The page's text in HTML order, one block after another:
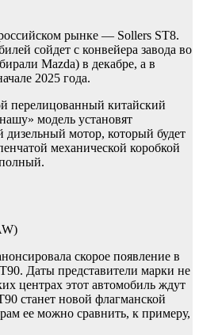
рынке — Sollers ST8.
сойдет с конвейера завода во
Mazda) в декабре, а в
2025 года.
перелицованный китайский
модель установят
мотор, который будет
механической коробкой
скорое появление в
Даты представители марки не
центрах этот автомобиль ждут
станет новой флагманской
ее можно сравнить, к примеру,